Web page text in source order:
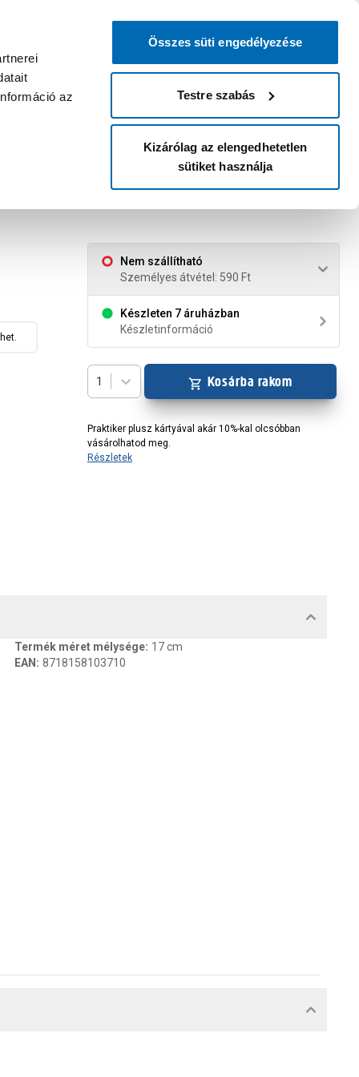
az
Összes süti engedélyezése
Testre szabás
Kizárólag az elengedhetetlen
sütiket használja
bejelentkezni?
Belépés Listáim
Áruházak és szolgáltatások
Nem szállítható
Személyes átvétel: 590 Ft
Készleten 7 áruházban
Készletinformáció
1 Kosárba rakom
Praktiker plusz kártyával akár 10%-kal olcsóbban
vásárolhatod meg.
Részletek
Termék méret mélysége: 17 cm
EAN : 8718158103710